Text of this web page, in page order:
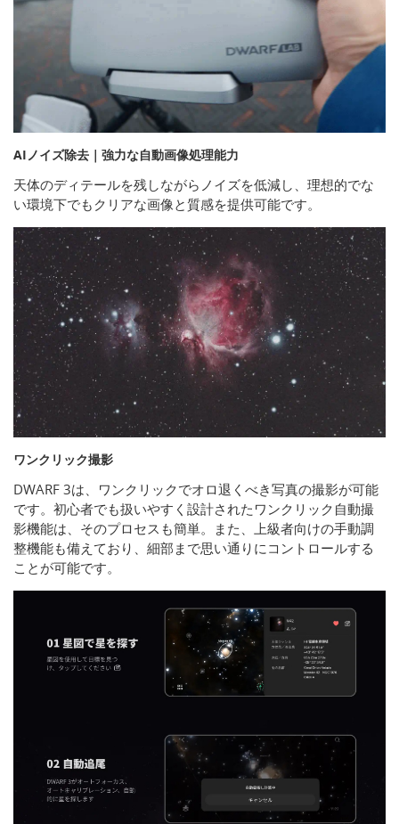
AIノイズ除去｜強力な自動画像処理能力
天体のディテールを残しながらノイズを低減し、理想的でな
い環境下でもクリアな画像と質感を提供可能です。
ワンクリック撮影
DWARF 3は、ワンクリックでオロ退くべき写真の撮影が可能
です。初心者でも扱いやすく設計されたワンクリック自動撮
影機能は、そのプロセスも簡単。また、上級者向けの手動調
整機能も備えており、細部まで思い通りにコントロールする
ことが可能です。